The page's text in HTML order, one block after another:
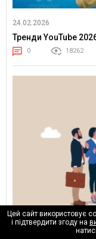
24.02.2026
Тренди YouTube
0 18262
17.02.2026
Клієнти більше не
Цей сайт використовує
і підтвердити згоду на